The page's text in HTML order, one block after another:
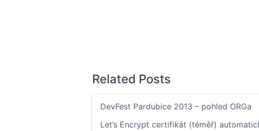
Related Posts
DevFest Pardubice 2013 – pohled ORGa
Let’s Encrypt certifikát (téměř)